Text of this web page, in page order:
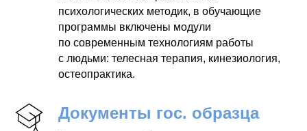
психологических методик, в обучающие
программы включены модули
по современным технологиям работы
с людьми: телесная терапия, кинезиология,
остеопрактика.
Документы гос. образца